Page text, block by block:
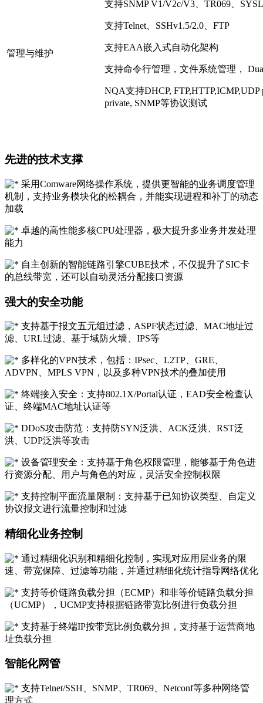
管理与维护
支持SNMP V1/V2c/V3、TR069、
支持Telnet、SSHv1.5/2.0、FTP
支持EAA嵌入式自动化架构
支持命令行管理，文件系统管理，
NQA支持DHCP, FTP,HTTP,ICMP,UDP
private, SNMP等协议测试
先进的技术支撑
采用Comware网络操作系统，提供更智能的业务调度管理
机制，支持业务模块化的松耦合，并能实现进程和补丁的动态
加载
卓越的高性能多核CPU处理器，极大提升多业务并发处理
能力
自主创新的智能链路引擎CUBE技术，不仅提升了SIC卡
的总线带宽，还可以自动灵活分配接口资源
强大的安全功能
支持基于报文五元组过滤，ASPF状态过滤、MAC地址过
滤、URL过滤、基于域防火墙、IPS等
多样化的VPN技术，包括：IPsec、L2TP、GRE、
ADVPN、MPLS VPN，以及多种VPN技术的叠加使用
终端接入安全：支持802.1X/Portal认证，EAD安全检查认
证、终端MAC地址认证等
DDoS攻击防范：支持防SYN泛洪、ACK泛洪、RST泛
洪、UDP泛洪等攻击
设备管理安全：支持基于角色权限管理，能够基于角色进
行资源分配、用户与角色的对应，灵活安全控制权限
支持控制平面流量限制：支持基于已知协议类型、自定义
协议报文进行流量控制和过滤
精细化业务控制
通过精细化识别和精细化控制，实现对应用层业务的限
速、带宽保障、过滤等功能，并通过精细化统计指导网络优化
支持等价链路负载分担（ECMP）和非等价链路负载分担
（UCMP），UCMP支持根据链路带宽比例进行负载分担
支持基于终端IP按带宽比例负载分担，支持基于运营商地
址负载分担
智能化网管
支持Telnet/SSH、SNMP、TR069、Netconf等多种网络管
理方式